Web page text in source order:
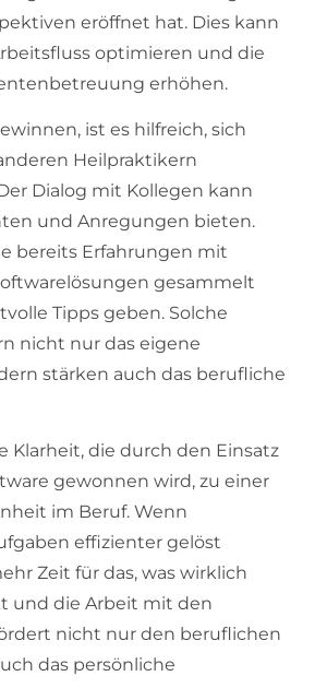
eröffnet hat. Dies kann
optimieren und die
erhöhen.
ist es hilfreich, sich
Heilpraktikern
Dialog mit Kollegen kann
und Anregungen bieten.
bereits Erfahrungen mit
gesammelt
Tipps geben. Solche
nicht nur das eigene
stärken auch das berufliche
Klarheit, die durch den Einsatz
gewonnen wird, zu einer
im Beruf. Wenn
effizienter gelöst
Zeit für das, was wirklich
und die Arbeit mit den
nicht nur den beruflichen
das persönliche